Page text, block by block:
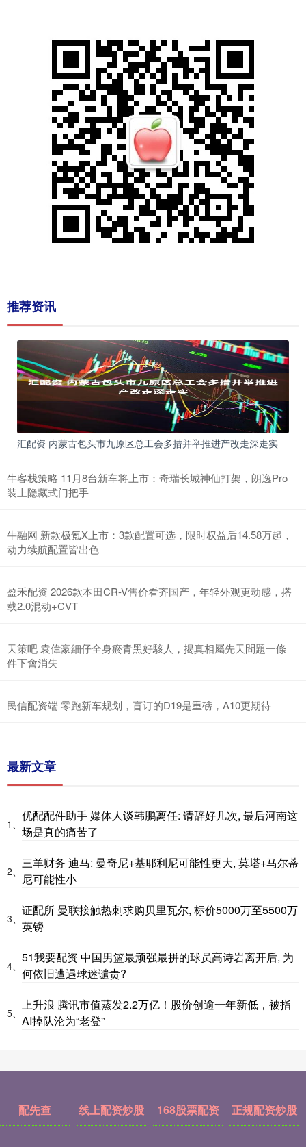
推荐资讯
汇配资 内蒙古包头市九原区总工会多措并举推进产改走深走实
牛客栈策略 11月8台新车将上市：奇瑞长城神仙打架，朗逸Pro
装上隐藏式门把手
牛融网 新款极氪X上市：3款配置可选，限时权益后14.58万起，
动力续航配置皆出色
盈禾配资 2026款本田CR-V售价看齐国产，年轻外观更动感，搭
载2.0混动+CVT
天策吧 袁偉豪細仔全身瘀青黑好駭人，揭真相屬先天問題一條
件下會消失
民信配资端 零跑新车规划，盲订的D19是重磅，A10更期待
最新文章
1、
优配配件助手 媒体人谈韩鹏离任: 请辞好几次, 最后河南这
场是真的痛苦了
2、
三羊财务 迪马: 曼奇尼+基耶利尼可能性更大, 莫塔+马尔蒂
尼可能性小
3、
证配所 曼联接触热刺求购贝里瓦尔, 标价5000万至5500万
英镑
4、
51我要配资 中国男篮最顽强最拼的球员高诗岩离开后, 为
何依旧遭遇球迷谴责?
5、
上升浪 腾讯市值蒸发2.2万亿！股价创逾一年新低，被指
AI掉队沦为“老登”
配先查 线上配资炒股 168股票配资 正规配资炒股